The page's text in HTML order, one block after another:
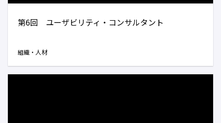
第6回 ユーザビリティ・コンサルタント
組織・人材